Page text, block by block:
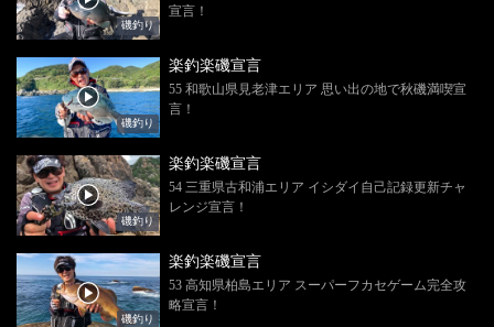
磯釣り
宣言！
磯釣り
楽釣楽磯宣言
55 和歌山県見老津エリア 思い出の地で秋磯満喫宣
言！
磯釣り
楽釣楽磯宣言
54 三重県古和浦エリア イシダイ自己記録更新チャ
レンジ宣言！
磯釣り
楽釣楽磯宣言
53 高知県柏島エリア スーパーフカセゲーム完全攻
略宣言！